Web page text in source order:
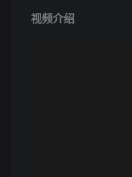
视频介绍